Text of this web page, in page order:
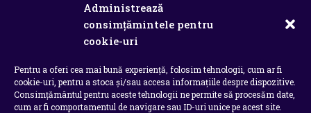
Administrează
consimțămintele pentru
cookie-uri
Pentru a oferi cea mai bună experiență, folosim tehnologii, cum ar fi
cookie-uri, pentru a stoca și/sau accesa informațiile despre dispozitive.
Consimțământul pentru aceste tehnologii ne permite să procesăm date,
cum ar fi comportamentul de navigare sau ID-uri unice pe acest site.
Flori Bungete
intreruperi energie electrica
ipj dambovita
MApN
Ministerul Educației ministerul sanatatii
Nu-ți uita istoria
Oana Filip
Prefectura dambovita Primaria Dragodana
Primaria Lucieni
primaria Răzvad
Primaria Ulmi primăria Târgoviște
PSD Dambovita